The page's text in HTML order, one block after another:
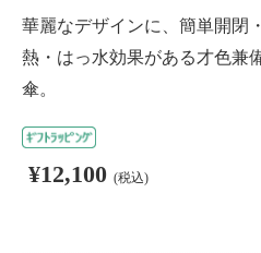
華麗なデザインに、簡単開閉
熱・はっ水効果がある才色兼
傘。
¥12,100 (税込)